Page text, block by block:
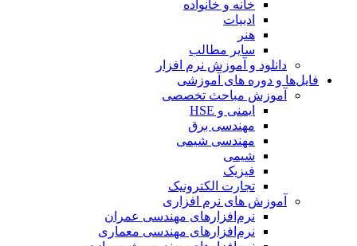
خانه و خانواده
ادبیات
هنر
سایر مطالب
دانلود و آموزش نرم افزار
فایل‌ها و دوره های آموزشی
آموزش مباحث تخصصی
ایمنی و HSE
مهندسی برق
مهندسی شیمی
شیمی
فیزیک
تجارت الکترونیک
آموزش های نرم افزاری
نرم‌افزارهای مهندسی عمران
نرم‌افزارهای مهندسی معماری